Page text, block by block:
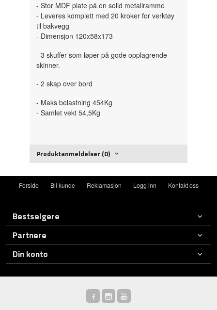
- Stor MDF plate på en solid metallramme
- Leveres komplett med 20 kroker for verktøy
til bakvegg
- Dimensjon 120x58x173
- 3 skuffer som løper på gode opplagrende
skinner.
- 2 skap over bord
- Maks belastning 454Kg
- Samlet vekt 54,5Kg
Produktanmeldelser (0)
Forside Bli kunde Reklamasjon Logg inn Kontakt oss
Bestselgere
Partnere
Din konto